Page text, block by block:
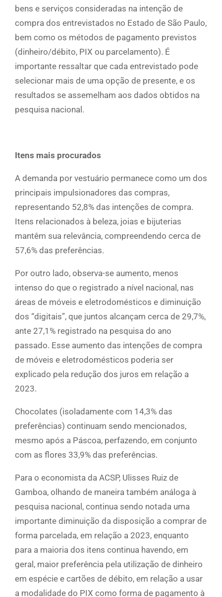
bens e serviços consideradas na intenção de
compra dos entrevistados no Estado de São Paulo,
bem como os métodos de pagamento previstos
(dinheiro/débito, PIX ou parcelamento). É
importante ressaltar que cada entrevistado pode
selecionar mais de uma opção de presente, e os
resultados se assemelham aos dados obtidos na
pesquisa nacional.
Itens mais procurados
A demanda por vestuário permanece como um dos
principais impulsionadores das compras,
representando 52,8% das intenções de compra.
Itens relacionados à beleza, joias e bijuterias
mantêm sua relevância, compreendendo cerca de
57,6% das preferências.
Por outro lado, observa-se aumento, menos
intenso do que o registrado a nível nacional, nas
áreas de móveis e eletrodomésticos e diminuição
dos “digitais”, que juntos alcançam cerca de 29,7%,
ante 27,1% registrado na pesquisa do ano
passado. Esse aumento das intenções de compra
de móveis e eletrodomésticos poderia ser
explicado pela redução dos juros em relação a
2023.
Chocolates (isoladamente com 14,3% das
preferências) continuam sendo mencionados,
mesmo após a Páscoa, perfazendo, em conjunto
com as flores 33,9% das preferências.
Para o economista da ACSP, Ulisses Ruiz de
Gamboa, olhando de maneira também análoga à
pesquisa nacional, continua sendo notada uma
importante diminuição da disposição a comprar de
forma parcelada, em relação a 2023, enquanto
para a maioria dos itens continua havendo, em
geral, maior preferência pela utilização de dinheiro
em espécie e cartões de débito, em relação a usar
a modalidade do PIX como forma de pagamento à